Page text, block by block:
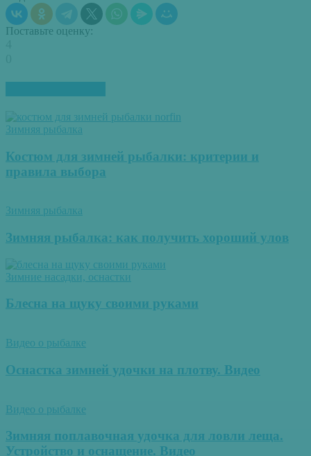
Поставьте оценку:
Зимняя рыбалка
Костюм для зимней рыбалки: критерии и
правила выбора
Зимняя рыбалка
Зимняя рыбалка: как получить хороший улов
Зимние насадки, оснастки
Блесна на щуку своими руками
Видео о рыбалке
Оснастка зимней удочки на плотву. Видео
Видео о рыбалке
Зимняя поплавочная удочка для ловли леща.
Устройство и оснащение. Видео